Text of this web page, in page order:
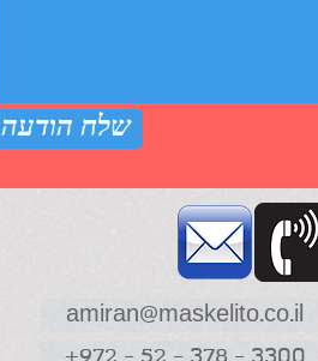
שלח הודעה
amiran@maskelito.co.il